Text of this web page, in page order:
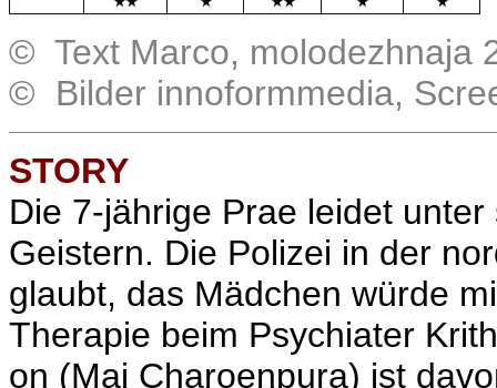
© Text Marco, molodezhnaja
© Bilder innoformmedia,
STORY
Die 7-jährige Prae leidet
Geistern. Die Polizei in der
glaubt, das Mädchen würde
Therapie beim Psychiater
on (Mai Charoenpura) ist